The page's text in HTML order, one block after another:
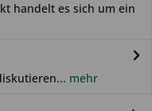
handelt es sich um ein
mehr